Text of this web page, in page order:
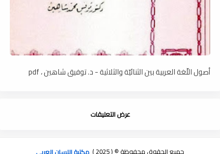
أصول اللّغة العربية بين الثنائيّة والثلاثية - د. توفيق شاهين ، pdf
عرض التعليقات